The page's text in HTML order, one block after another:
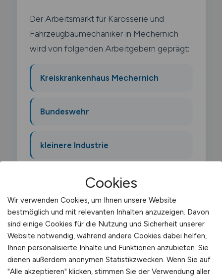
Der Arbeitsmarkt für Karosserie und
Fahrzeugbaumechaniker in Mechernich
wird von folgenden Arbeitgebern geprägt:
Kreiskrankenhaus Mechernich
Bundeswehr
kleinere Industrie
Was macht ein Karosserie
und
Fahrzeugbaumechaniker?
Cookies
Wir verwenden Cookies, um Ihnen unsere Website
bestmöglich und mit relevanten Inhalten anzuzeigen. Davon
sind einige Cookies für die Nutzung und Sicherheit unserer
Website notwendig, während andere Cookies dabei helfen,
Ihnen personalisierte Inhalte und Funktionen anzubieten. Sie
dienen außerdem anonymen Statistikzwecken. Wenn Sie auf
"Alle akzeptieren" klicken, stimmen Sie der Verwendung aller